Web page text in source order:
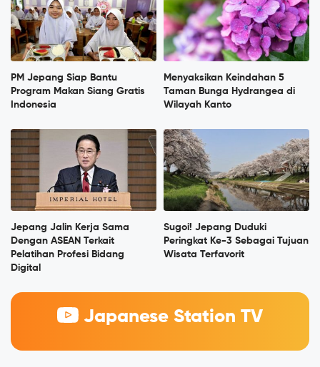
PM Jepang Siap Bantu
Program Makan Siang Gratis
Indonesia
Menyaksikan Keindahan 5
Taman Bunga Hydrangea di
Wilayah Kanto
Jepang Jalin Kerja Sama
Dengan ASEAN Terkait
Pelatihan Profesi Bidang
Digital
Sugoi! Jepang Duduki
Peringkat Ke-3 Sebagai Tujuan
Wisata Terfavorit
Japanese Station TV